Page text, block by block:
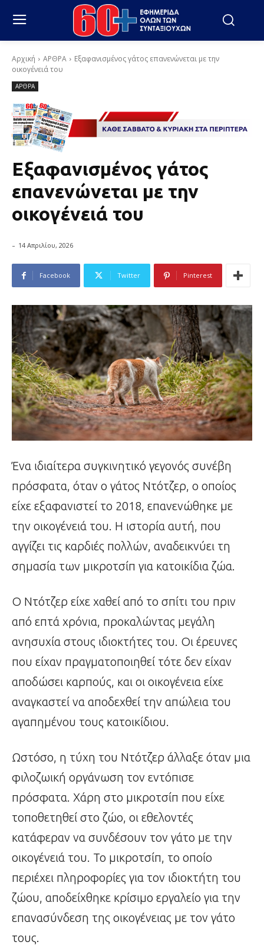
Αρχική ΑΡΘΡΑ
Εξαφανισμένος γάτος επανενώνεται με την
οικογένειά του
ΑΡΘΡΑ
Εξαφανισμένος γάτος
επανενώνεται με την
οικογένειά του
- 14 Απριλίου, 2026
Facebook Twitter Pinterest
Ένα ιδιαίτερα συγκινητικό γεγονός συνέβη
πρόσφατα, όταν ο γάτος Ντότζερ, ο οποίος
είχε εξαφανιστεί το 2018, επανενώθηκε με
την οικογένειά του. Η ιστορία αυτή, που
αγγίζει τις καρδιές πολλών, αναδεικνύει τη
σημασία των μικροτσίπ για κατοικίδια ζώα.
Ο Ντότζερ είχε χαθεί από το σπίτι του πριν
από επτά χρόνια, προκαλώντας μεγάλη
ανησυχία στους ιδιοκτήτες του. Οι έρευνες
που είχαν πραγματοποιηθεί τότε δεν είχαν
αποδώσει καρπούς, και οι οικογένεια είχε
αναγκαστεί να αποδεχθεί την απώλεια του
αγαπημένου τους κατοικίδιου.
Ωστόσο, η τύχη του Ντότζερ άλλαξε όταν μια
φιλοζωική οργάνωση τον εντόπισε
πρόσφατα. Χάρη στο μικροτσίπ που είχε
τοποθετηθεί στο ζώο, οι εθελοντές
κατάφεραν να συνδέσουν τον γάτο με την
οικογένειά του. Το μικροτσίπ, το οποίο
περιέχει πληροφορίες για τον ιδιοκτήτη του
ζώου, αποδείχθηκε κρίσιμο εργαλείο για την
επανασύνδεση της οικογένειας με τον γάτο
τους.